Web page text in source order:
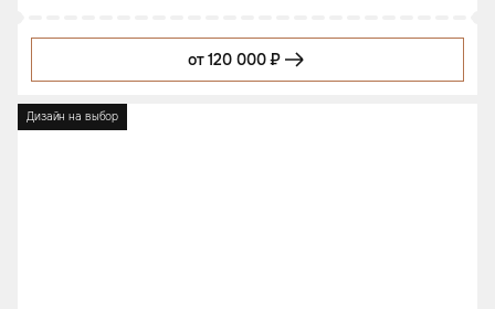
от 120 000 ₽
Дизайн на выбор